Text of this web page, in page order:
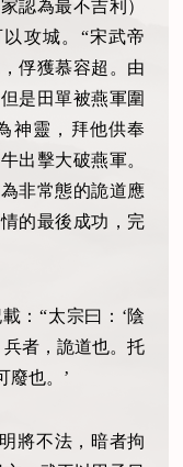
認為最不吉利）
攻城。“宋武帝
俘獲慕容超。由
是田單被燕軍圍
神靈，拜他供奉
出擊大破燕軍。
非常態的詭道應
的最後成功，完
：“太宗曰：‘陰
兵者，詭道也。托
廢也。’
將不法，暗者拘